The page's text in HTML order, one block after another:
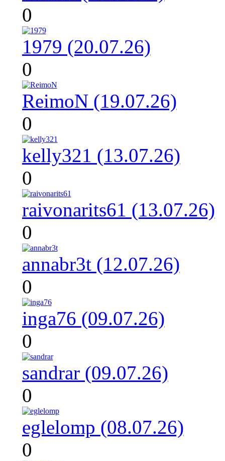
0
1979 (20.07.26)
0
ReimoN (19.07.26)
0
kelly321 (13.07.26)
0
raivonarits61 (13.07.26)
0
annabr3t (12.07.26)
0
inga76 (09.07.26)
0
sandrar (09.07.26)
0
eglelomp (08.07.26)
0